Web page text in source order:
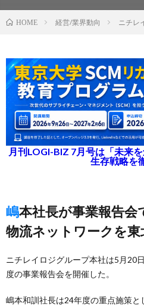
HOME 経営/業界動向 ニチレ
月刊LOGI-BIZ 7月号は「未来
生存戦略を
嶋本社長が事業報告会で表明、新たな低温
物流ネットワークを
ニチレイロジグループ本社は5月20
度の事業報告会を開催した。
嶋本和訓社長は24年度の重点施策